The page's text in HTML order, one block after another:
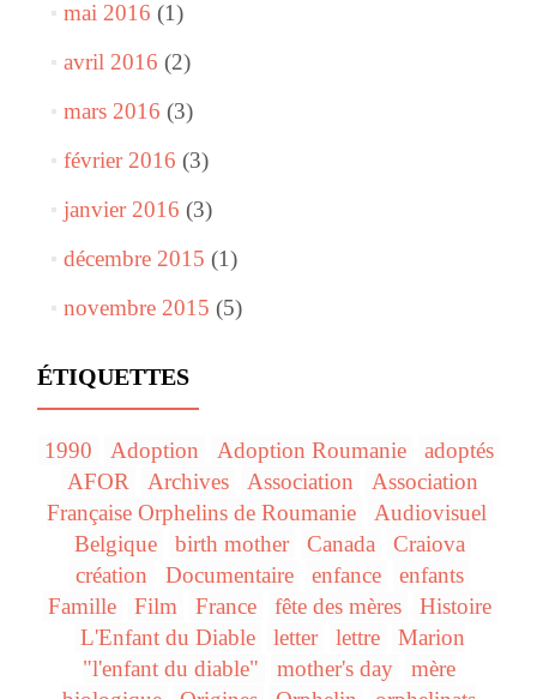
mai 2016 (1)
avril 2016 (2)
mars 2016 (3)
février 2016 (3)
janvier 2016 (3)
décembre 2015 (1)
novembre 2015 (5)
ÉTIQUETTES
1990 Adoption Adoption Roumanie
adoptés
AFOR
Archives Association
Association
Française Orphelins de Roumanie
Audiovisuel
Belgique
birth mother Canada
Craiova
création
Documentaire enfance
enfants
Famille
Film France fête des mères
Histoire
L'Enfant du Diable
letter lettre
Marion
"l'enfant du diable"
mother's day
mère